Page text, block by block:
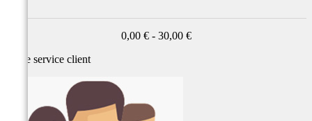
0,00 € - 30,00 €
Notre service client